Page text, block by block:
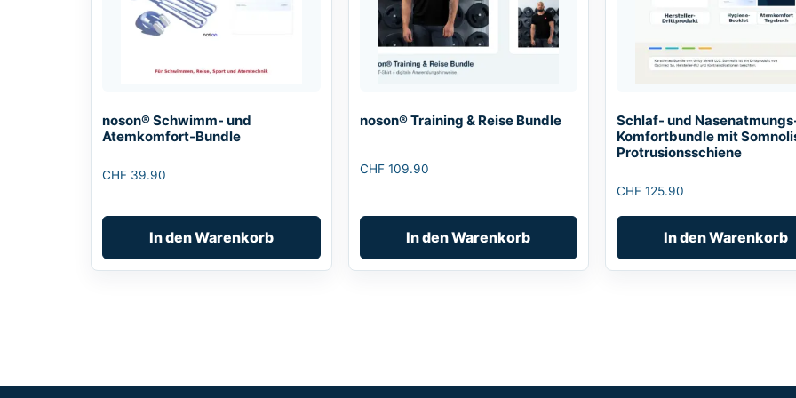
noson® Schwimm- und
Atemkomfort-Bundle
CHF 39.90
In den Warenkorb
noson® Training & Reise Bundle
CHF109.90
In den Warenkorb
Schlaf- und
Komfortbundle mit
Protrusionsschiene
CHF 125.90
In den Warenkorb